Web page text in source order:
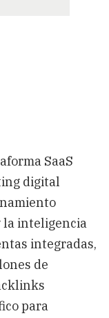
SaaS
digital
la inteligencia
integradas,
de
para